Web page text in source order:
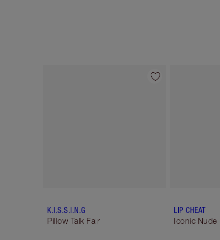
Artículo 1 de 6
K.I.S.S.I.N.G
Pillow Talk Fair
LIP CHEAT
Iconic Nude